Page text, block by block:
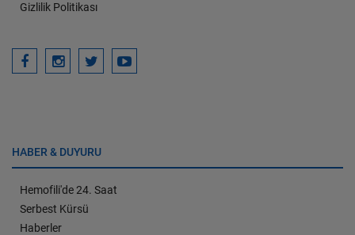
Gizlilik Politikası
HABER & DUYURU
Hemofili'de 24. Saat
Serbest Kürsü
Haberler